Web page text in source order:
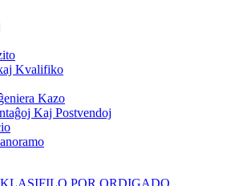
Kvalifiko
Kazo
Kaj Postvendoj